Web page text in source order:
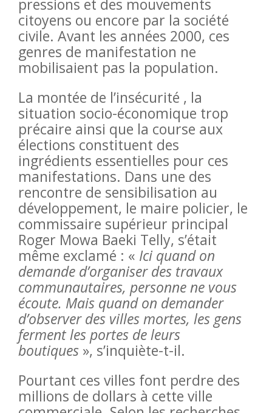
pressions et des mouvements
citoyens ou encore par la société
civile. Avant les années 2000, ces
genres de manifestation ne
mobilisaient pas la population.
La montée de l’insécurité , la
situation socio-économique trop
précaire ainsi que la course aux
élections constituent des
ingrédients essentielles pour ces
manifestations. Dans une des
rencontre de sensibilisation au
développement, le maire policier, le
commissaire supérieur principal
Roger Mowa Baeki Telly, s’était
même exclamé : « Ici quand on
demande d’organiser des travaux
communautaires, personne ne vous
écoute. Mais quand on demander
d’observer des villes mortes, les gens
ferment les portes de leurs
boutiques », s’inquiète-t-il.
Pourtant ces villes font perdre des
millions de dollars à cette ville